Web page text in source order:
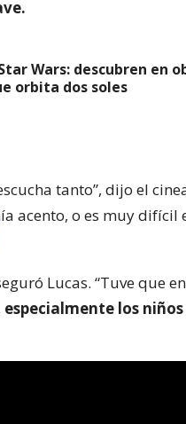
Wars: descubren en
orbita dos soles
tanto”, dijo el
acento, o es muy difícil
Lucas. “Tuve que
especialmente los niños